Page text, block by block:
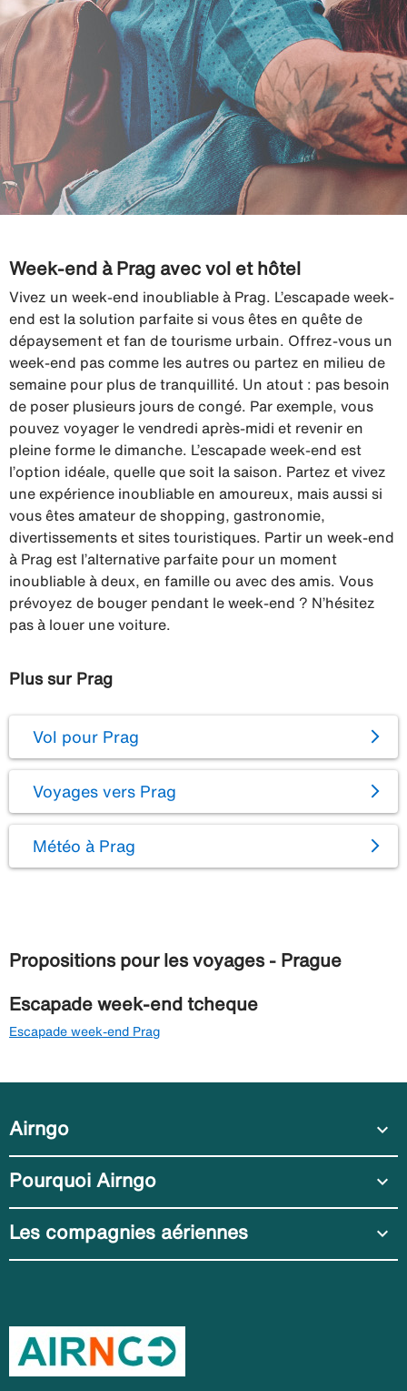
Week-end à Prag avec vol et hôtel
Vivez un week-end inoubliable à Prag. L’escapade week-
end est la solution parfaite si vous êtes en quête de
dépaysement et fan de tourisme urbain. Offrez-vous un
week-end pas comme les autres ou partez en milieu de
semaine pour plus de tranquillité. Un atout : pas besoin
de poser plusieurs jours de congé. Par exemple, vous
pouvez voyager le vendredi après-midi et revenir en
pleine forme le dimanche. L’escapade week-end est
l’option idéale, quelle que soit la saison. Partez et vivez
une expérience inoubliable en amoureux, mais aussi si
vous êtes amateur de shopping, gastronomie,
divertissements et sites touristiques. Partir un week-end
à Prag est l’alternative parfaite pour un moment
inoubliable à deux, en famille ou avec des amis. Vous
prévoyez de bouger pendant le week-end ? N’hésitez
pas à louer une voiture.
Plus sur Prag
Vol pour Prag
Voyages vers Prag
Météo à Prag
Propositions pour les voyages - Prague
Escapade week-end tcheque
Escapade week-end Prag
Airngo expand_more
Pourquoi Airngo expand_more
Les compagnies aériennes expand_more